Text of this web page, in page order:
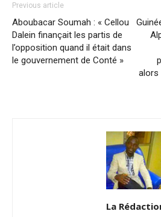
Previous article
Aboubacar Soumah : « Cellou
Dalein finançait les partis de
l’opposition quand il était dans
le gouvernement de Conté »
alors
La